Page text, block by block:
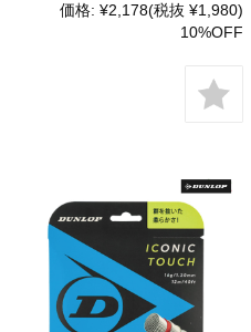
価格: ¥2,178(税抜 ¥1,980)
10%OFF